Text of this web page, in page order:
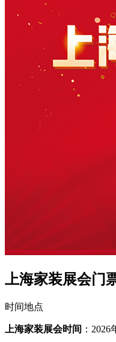
上海家装展会门
时间地点
上海家装展会时间 ：2026